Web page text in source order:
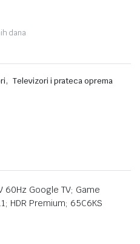
dana
, Televizori i prateca oprema
60Hz Google TV; Game
HDR Premium; 65C6KS